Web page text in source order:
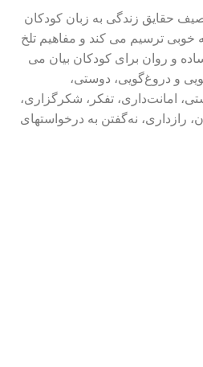
حقایق زندگی به زبان کودکان
خوبی ترسیم می کند و مفاهیم تلخ
و روان برای کودکان بیان می
و دروغ‌گویی، دوستی،
امانت‌داری، تفکر، شکرگزاری،
رازداری، نه‌گفتن به درخواستهای